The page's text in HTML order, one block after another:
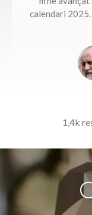
calendari 2025.
1,4k